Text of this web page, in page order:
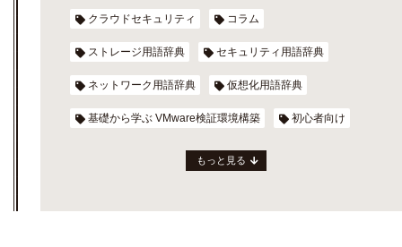
クラウドセキュリティ コラム
ストレージ用語辞典 セキュリティ用語辞典
ネットワーク用語辞典 仮想化用語辞典
基礎から学ぶ VMware検証環境構築 初心者向け
もっと見る